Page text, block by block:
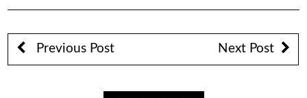
Previous Post Next Post